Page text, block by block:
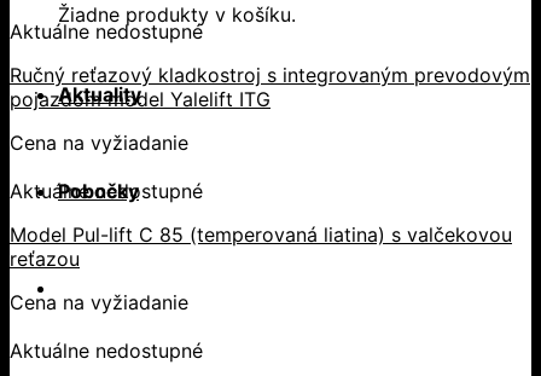
Žiadne produkty v košíku.
Aktuality
Pobočky
Aktuálne nedostupné
Ručný reťazový kladkostroj s integrovaným prevodovým
pojazdom model Yalelift ITG
Cena na vyžiadanie
Aktuálne nedostupné
Model Pul-lift C 85 (temperovaná liatina) s valčekovou
reťazou
Cena na vyžiadanie
Aktuálne nedostupné